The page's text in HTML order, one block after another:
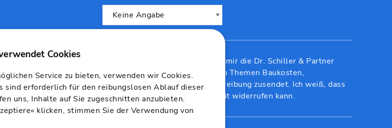
Ich bin einverstanden, dass mir die Dr. Schiller & Partner
GmbH Informationen zu den Themen Baukosten,
Baukalkulation und Ausschreibung zusendet. Ich weiß, dass
ich die Einwilligung jederzeit widerrufen kann.
Service zu bieten, verwenden wir Cookies.
sind erforderlich für den reibungslosen Ablauf dieser
uns, Inhalte auf Sie zugeschnitten anzubieten.
klicken, stimmen Sie der Verwendung von